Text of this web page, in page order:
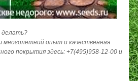
делать?
многолетний опыт и качественная
покрытия здесь: +7(495)958-12-00 и